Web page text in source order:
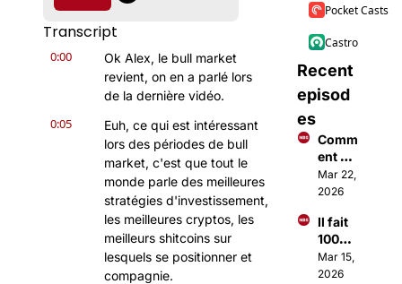
Transcript
0:00
Ok Alex, le bull market
revient, on en a parlé lors
de la dernière vidéo.
0:05
Euh, ce qui est intéressant
lors des périodes de bull
market, c'est que tout le
monde parle des meilleures
stratégies d'investissement,
les meilleures cryptos, les
meilleurs shitcoins sur
lesquels se positionner et
compagnie.
Pocket Casts
Castro
Recent
episod
es
Comm
ent
faire
des €
avec
Open
Claw ?
Mar 22,
2026
Il fait
100M$
à 18
ans
Mar 15,
2026